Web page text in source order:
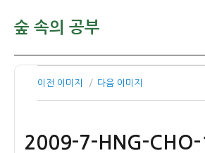
숲 속의 공부
이전 이미지 다음 이미지
2009-7-HNG-CHO-